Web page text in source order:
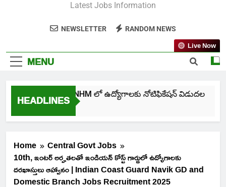
Latest Jobs Information
NEWSLETTER RANDOM NEWS
MENU
Live Now
HEADLINES
తెలంగాణ NHM లో ఉద్యోగాలకు నోటిఫికేషన్ విడుదల
Home
Central Govt Jobs
10th, ఇంటర్ అర్హతలతో ఇండియన్ కోస్ట్ గార్డులో ఉద్యోగాలకు
దరఖాస్తులు ఆహ్వానం | Indian Coast Guard Navik GD and
Domestic Branch Jobs Recruitment 2025